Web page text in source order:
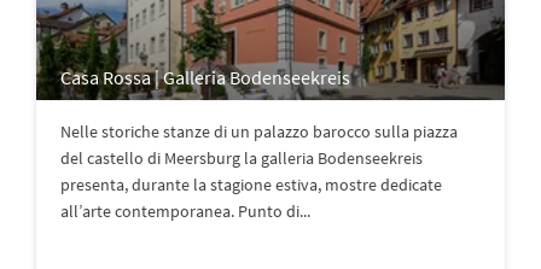
Casa Rossa | Galleria Bodenseekreis
Nelle storiche stanze di un palazzo barocco sulla piazza
del castello di Meersburg la galleria Bodenseekreis
presenta, durante la stagione estiva, mostre dedicate
all’arte contemporanea. Punto di...